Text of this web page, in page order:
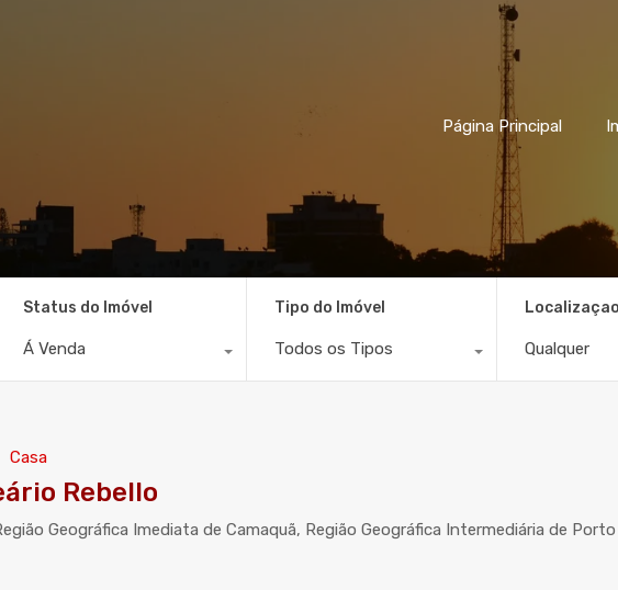
Página Principal
Status do Imóvel
Á Venda
Tipo do Imóvel
Todos os Tipos Qualquer
Casa
Rebello
Geográfica Imediata de Camaquã, Região Geográfica Intermediária de